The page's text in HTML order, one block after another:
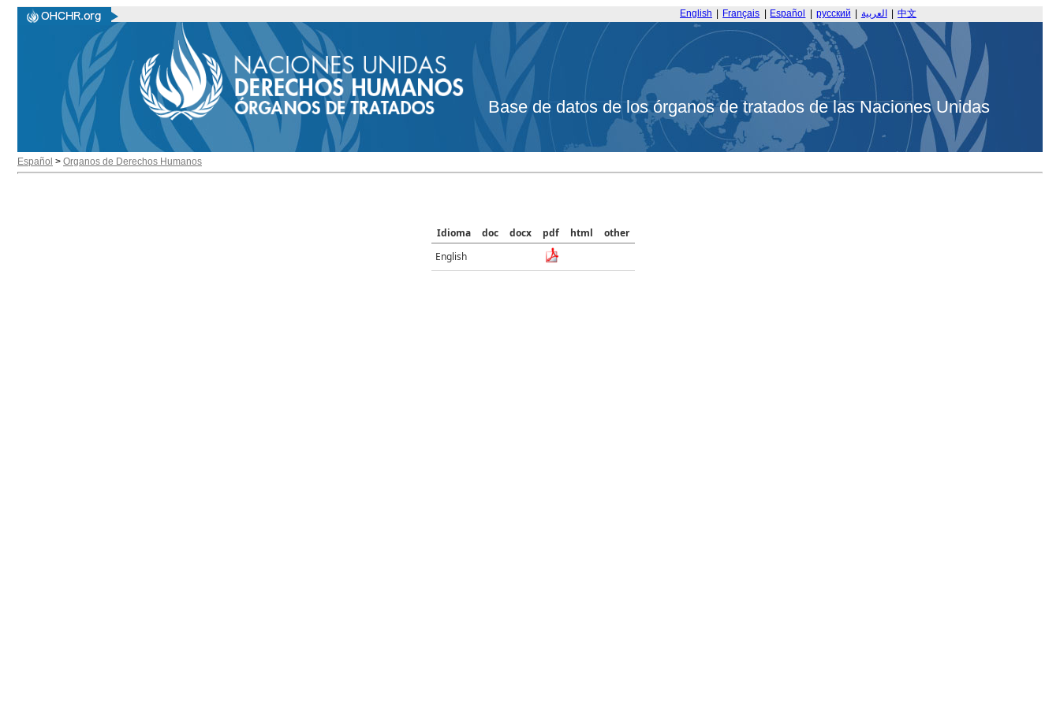
English Français Español русский العربية 中文
Base de datos de los órganos de tratados de las Naciones Unidas
Español > Organos de Derechos Humanos
Idioma doc docx pdf html
other
English